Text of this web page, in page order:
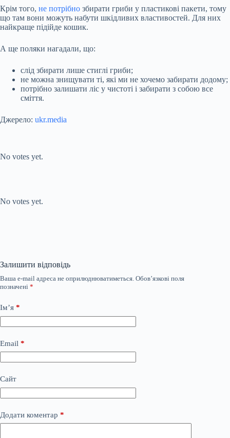
Крім того, не потрібно збирати гриби у пластикові пакети, тому
що там вони можуть набути шкідливих властивостей. Для них
найкраще підійде кошик.
А ще поляки нагадали, що:
слід збирати лише стиглі гриби;
не можна знищувати ті, які ми не хочемо забирати додому;
потрібно залишати ліс у чистоті і забирати з собою все
сміття.
Джерело: ukr.media
No votes yet.
No votes yet.
Залишити відповідь
Ваша e-mail адреса не оприлюднюватиметься. Обов’язкові поля
позначені *
Ім’я *
Email *
Сайт
Додати коментар *